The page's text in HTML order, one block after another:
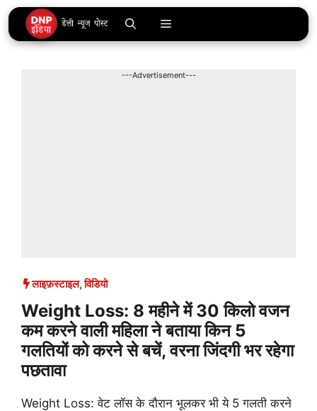
Skip
to
content
Menu
---Advertisement---
लाइफ़स्टाइल,विडियो
Weight Loss: 8 महीने में 30 किलो वजन
कम करने वाली महिला ने बताया किन 5
गलतियों को करने से बचें, वरना जिंदगी भर रहेगा
पछतावा
Weight Loss: वेट लॉस के दौरान भूलकर भी ये 5 गलती करने